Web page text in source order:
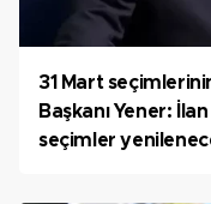
31 Mart
Başkanı Yener:
seçimler